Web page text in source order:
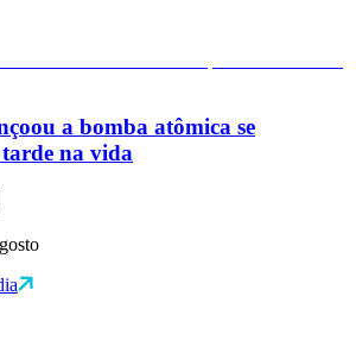
a bomba atômica se
na vida